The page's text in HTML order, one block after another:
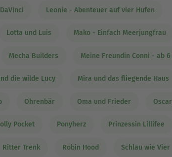
Leonie - Abenteuer auf vier Hufen
Lotta und Luis Mako - Einfach Meerjungfrau
Mecha Builders Meine Freundin Conni - ab 6
die wilde Lucy Mira und das fliegende Haus
Ohrenbär Oma und Frieder Oscar
Pocket Ponyherz Prinzessin Lillifee
Ritter Trenk Robin Hood Schlau wie Vier